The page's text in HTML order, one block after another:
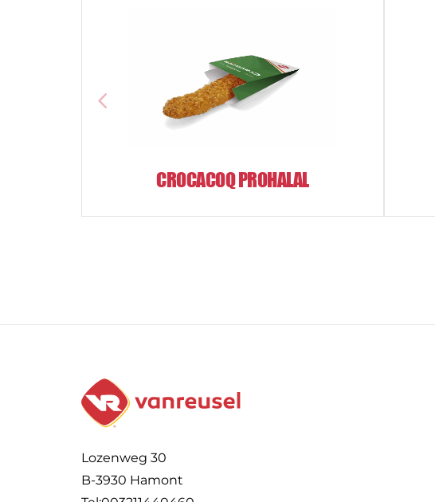
CROCACOQ PROHALAL
Lozenweg 30
B-3930 Hamont